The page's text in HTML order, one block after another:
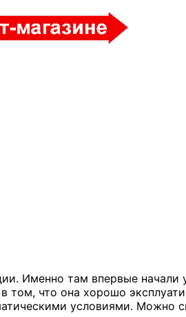
Именно там впервые начали
том, что она хорошо
условиями. Можно